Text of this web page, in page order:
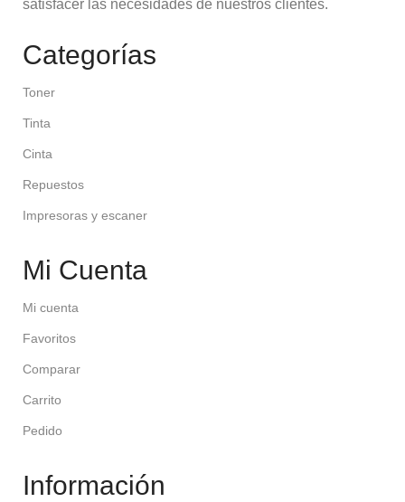
satisfacer las necesidades de nuestros clientes.
Categorías
Toner
Tinta
Cinta
Repuestos
Impresoras y escaner
Mi Cuenta
Mi cuenta
Favoritos
Comparar
Carrito
Pedido
Información